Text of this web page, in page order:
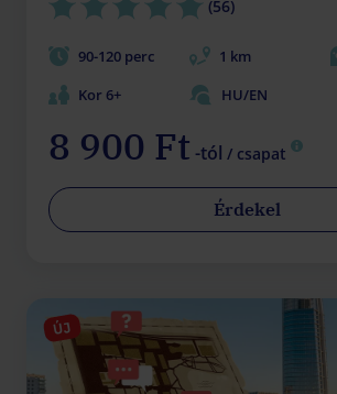
(56)
90-120 perc 1 km
Kor 6+
HU/EN
8 900 Ft -tól / csapat
Érdekel
ÚJ